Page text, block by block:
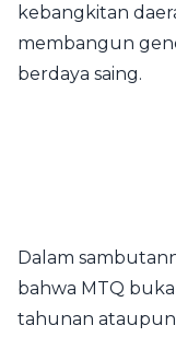
kebangkitan
membangun
berdaya saing.
Dalam
bahwa MTQ
tahunan ataupun